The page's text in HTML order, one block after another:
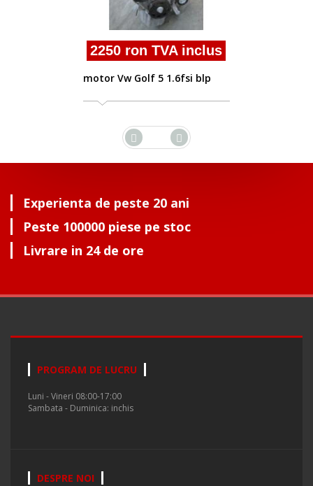
Experienta de peste 20 ani
Peste 100000 piese pe stoc
Livrare in 24 de ore
PROGRAM DE LUCRU
Luni - Vineri 08:00-17:00
Sambata - Duminica: inchis
DESPRE NOI